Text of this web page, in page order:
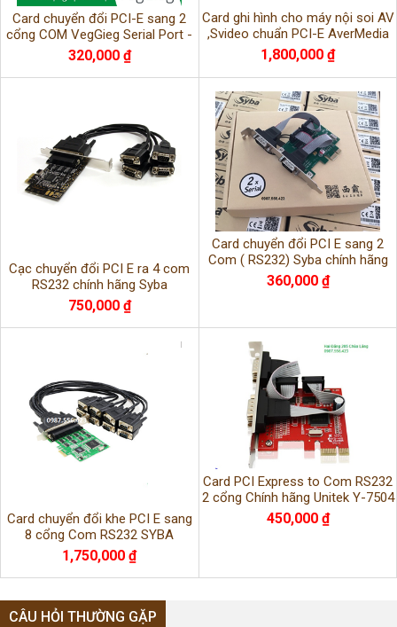
Card chuyển đổi PCI-E sang 2
cổng COM VegGieg Serial Port -
V-PC03 chính hãng BH 18 tháng
320,000 ₫
Card ghi hình cho máy nội soi AV
,Svideo chuẩn PCI-E AverMedia
C725 chính hãng
1,800,000 ₫
Cạc chuyển đổi PCI E ra 4 com
RS232 chính hãng Syba
750,000 ₫
Card chuyển đổi PCI E sang 2
Com ( RS232) Syba chính hãng
360,000 ₫
Card chuyển đổi khe PCI E sang
8 cổng Com RS232 SYBA
1,750,000 ₫
Card PCI Express to Com RS232
2 cổng Chính hãng Unitek Y-7504
450,000 ₫
CÂU HỎI THƯỜNG GẶP